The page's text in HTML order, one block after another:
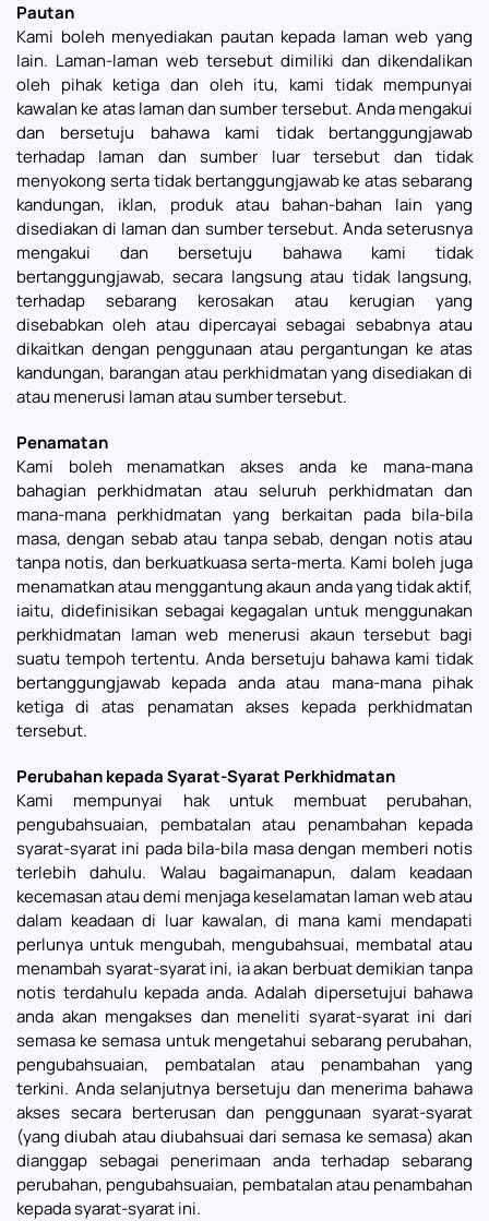
Pautan
Kami boleh menyediakan pautan kepada laman web yang
lain. Laman-laman web tersebut dimiliki dan dikendalikan
oleh pihak ketiga dan oleh itu, kami tidak mempunyai
kawalan ke atas laman dan sumber tersebut. Anda mengakui
dan bersetuju bahawa kami tidak bertanggungjawab
terhadap laman dan sumber luar tersebut dan tidak
menyokong serta tidak bertanggungjawab ke atas sebarang
kandungan, iklan, produk atau bahan-bahan lain yang
disediakan di laman dan sumber tersebut. Anda seterusnya
mengakui dan bersetuju bahawa kami tidak
bertanggungjawab, secara langsung atau tidak langsung,
terhadap sebarang kerosakan atau kerugian yang
disebabkan oleh atau dipercayai sebagai sebabnya atau
dikaitkan dengan penggunaan atau pergantungan ke atas
kandungan, barangan atau perkhidmatan yang disediakan di
atau menerusi laman atau sumber tersebut.
Penamatan
Kami boleh menamatkan akses anda ke mana-mana
bahagian perkhidmatan atau seluruh perkhidmatan dan
mana-mana perkhidmatan yang berkaitan pada bila-bila
masa, dengan sebab atau tanpa sebab, dengan notis atau
tanpa notis, dan berkuatkuasa serta-merta. Kami boleh juga
menamatkan atau menggantung akaun anda yang tidak aktif,
iaitu, didefinisikan sebagai kegagalan untuk menggunakan
perkhidmatan laman web menerusi akaun tersebut bagi
suatu tempoh tertentu. Anda bersetuju bahawa kami tidak
bertanggungjawab kepada anda atau mana-mana pihak
ketiga di atas penamatan akses kepada perkhidmatan
tersebut.
Perubahan kepada Syarat-Syarat Perkhidmatan
Kami mempunyai hak untuk membuat perubahan,
pengubahsuaian, pembatalan atau penambahan kepada
syarat-syarat ini pada bila-bila masa dengan memberi notis
terlebih dahulu. Walau bagaimanapun, dalam keadaan
kecemasan atau demi menjaga keselamatan laman web atau
dalam keadaan di luar kawalan, di mana kami mendapati
perlunya untuk mengubah, mengubahsuai, membatal atau
menambah syarat-syarat ini, ia akan berbuat demikian tanpa
notis terdahulu kepada anda. Adalah dipersetujui bahawa
anda akan mengakses dan meneliti syarat-syarat ini dari
semasa ke semasa untuk mengetahui sebarang perubahan,
pengubahsuaian, pembatalan atau penambahan yang
terkini. Anda selanjutnya bersetuju dan menerima bahawa
akses secara berterusan dan penggunaan syarat-syarat
(yang diubah atau diubahsuai dari semasa ke semasa) akan
dianggap sebagai penerimaan anda terhadap sebarang
perubahan, pengubahsuaian, pembatalan atau penambahan
kepada syarat-syarat ini.